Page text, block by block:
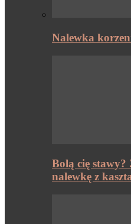
Nalewka
Bolą cię stawy?
nalewkę z